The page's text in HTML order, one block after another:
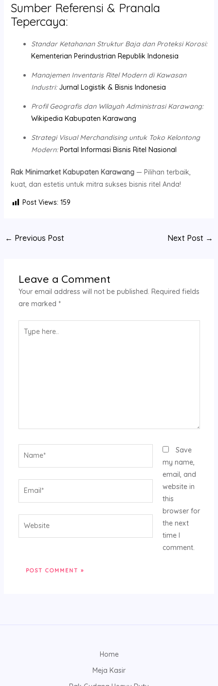
Sumber Referensi & Pranala
Tepercaya:
Standar Ketahanan Struktur Baja dan Proteksi Korosi:
Kementerian Perindustrian Republik Indonesia
Manajemen Inventaris Ritel Modern di Kawasan
Industri: Jurnal Logistik & Bisnis Indonesia
Profil Geografis dan Wilayah Administrasi Karawang:
Wikipedia Kabupaten Karawang
Strategi Visual Merchandising untuk Toko Kelontong
Modern: Portal Informasi Bisnis Ritel Nasional
Rak Minimarket Kabupaten Karawang— Pilihan terbaik,
kuat, dan estetis untuk mitra sukses bisnis ritel Anda!
Post Views: 159
← Previous Post Next Post →
Leave a Comment
Your email address will not be published. Required fields
are marked *
here..
Save
my name,
email, and
website in
this
browser for
the next
time I
comment.
Home
Meja Kasir